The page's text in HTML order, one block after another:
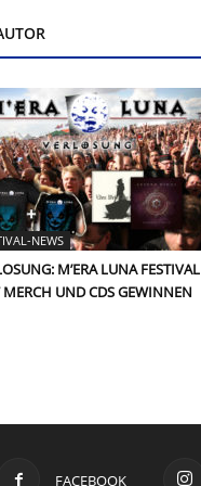
NEWS
M’ERA LUNA FESTIVAL
UND CDS GEWINNEN
FACEBOOK